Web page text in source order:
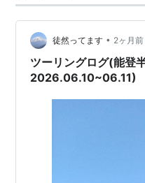
徒然ってます • 2ヶ月前
ツーリングログ(能登
2026.06.10~06.11)